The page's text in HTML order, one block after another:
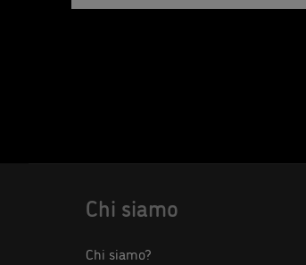
Chi siamo
Chi siamo?